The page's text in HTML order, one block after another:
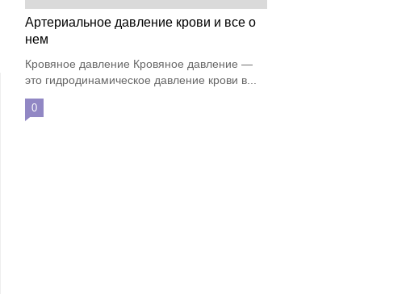
Артериальное давление крови и все о
нем
Кровяное давление Кровяное давление —
это гидродинамическое давление крови в...
0